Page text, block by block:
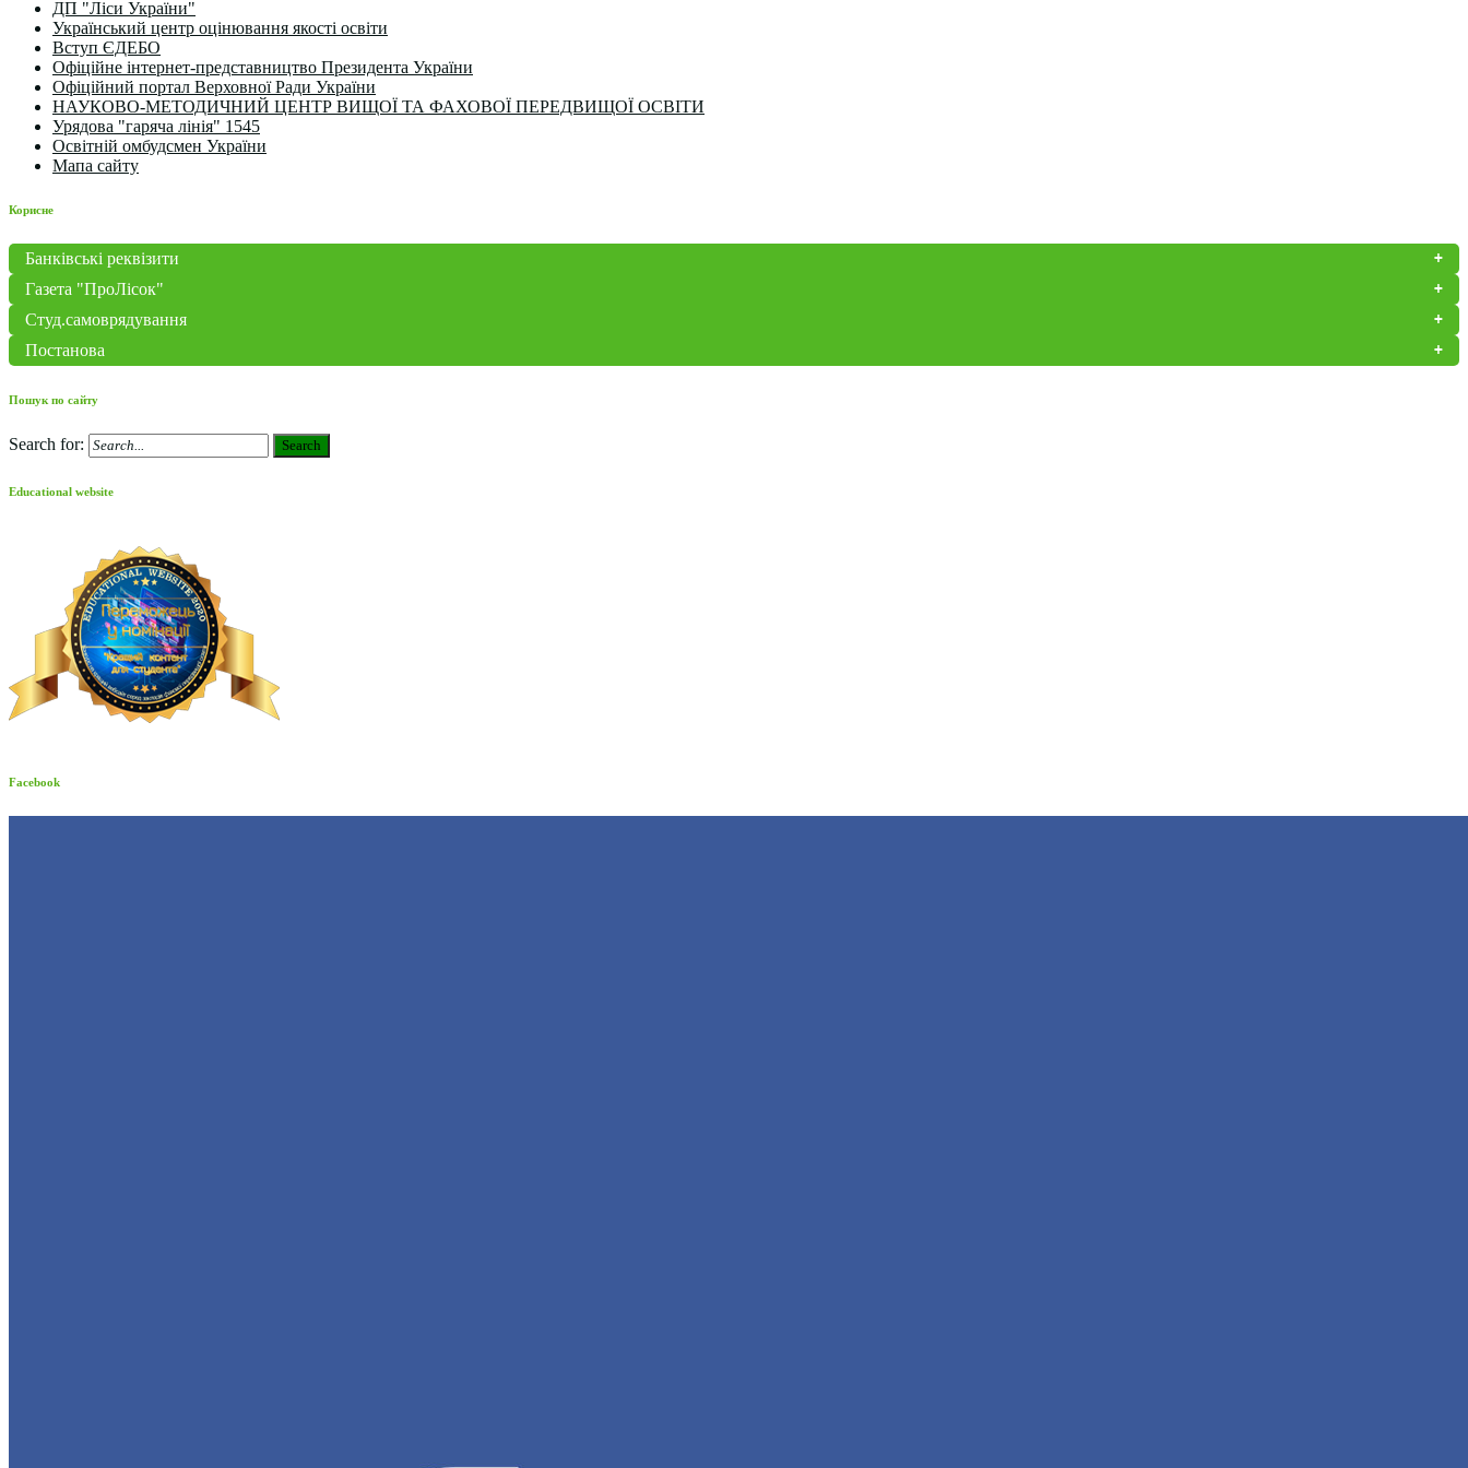
ДП "Ліси України"
Український центр оцінювання якості освіти
Вступ ЄДЕБО
Офіційне інтернет-представництво Президента України
Офіційний портал Верховної Ради України
НАУКОВО-МЕТОДИЧНИЙ ЦЕНТР ВИЩОЇ ТА ФАХОВОЇ ПЕРЕДВИЩОЇ ОСВІТИ
Урядова "гаряча лінія" 1545
Освітній омбудсмен України
Мапа сайту
Корисне
Банківські реквізити
Газета "ПроЛісок"
Студ.самоврядування
Постанова
Пошук по сайту
Search for: Search
Educational website
Facebook